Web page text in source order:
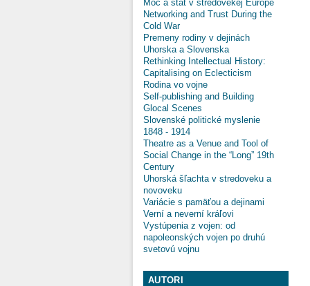
Moc a štát v stredovekej Európe
Networking and Trust During the
Cold War
Premeny rodiny v dejinách
Uhorska a Slovenska
Rethinking Intellectual History:
Capitalising on Eclecticism
Rodina vo vojne
Self-publishing and Building
Glocal Scenes
Slovenské politické myslenie
1848 - 1914
Theatre as a Venue and Tool of
Social Change in the “Long” 19th
Century
Uhorská šľachta v stredoveku a
novoveku
Variácie s pamäťou a dejinami
Verní a neverní kráľovi
Vystúpenia z vojen: od
napoleonských vojen po druhú
svetovú vojnu
AUTORI